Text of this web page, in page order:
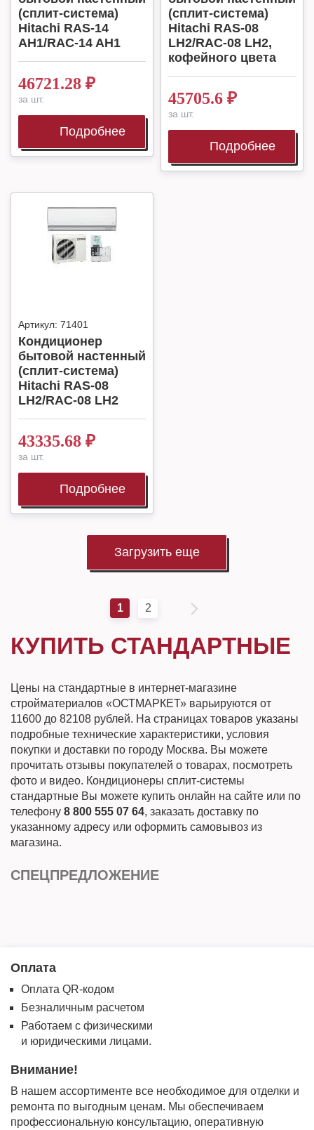
(сплит-система)
Hitachi RAS-14
AH1/RAC-14 AH1
46721.28 ₽
за шт.
Подробнее
(сплит-система)
Hitachi RAS-08
LH2/RAC-08 LH2,
кофейного цвета
45705.6 ₽
за шт.
Подробнее
Артикул: 71401
Кондиционер
бытовой настенный
(сплит-система)
Hitachi RAS-08
LH2/RAC-08 LH2
43335.68 ₽
за шт.
Подробнее
Загрузить еще
1 2
КУПИТЬ СТАНДАРТНЫЕ
Цены на стандартные в интернет-магазине
стройматериалов «ОСТМАРКЕТ» варьируются от
11600 до 82108 рублей. На страницах товаров указаны
подробные технические характеристики, условия
покупки и доставки по городу Москва. Вы можете
прочитать отзывы покупателей о товарах, посмотреть
фото и видео. Кондиционеры сплит-системы
стандартные Вы можете купить онлайн на сайте или по
телефону 8 800 555 07 64, заказать доставку по
указанному адресу или оформить самовывоз из
магазина.
СПЕЦПРЕДЛОЖЕНИЕ
Оплата
Оплата QR-кодом
Безналичным расчетом
Работаем с физическими
и юридическими лицами.
Внимание!
В нашем ассортименте все необходимое для отделки и
ремонта по выгодным ценам. Мы обеспечиваем
профессиональную консультацию, оперативную